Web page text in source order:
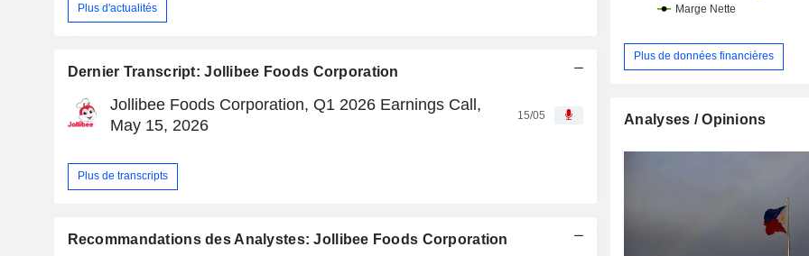
Plus d'actualités
Dernier Transcript: Jollibee Foods Corporation
Jollibee Foods Corporation, Q1 2026 Earnings Call,
May 15, 2026
15/05
Plus de transcripts
Recommandations des Analystes: Jollibee Foods Corporation
Plus de données financières
Analyses / Opinions